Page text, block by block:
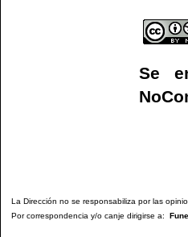
Se
La Dirección no se responsabiliza por las
Por correspondencia y/o canje dirigirse a: